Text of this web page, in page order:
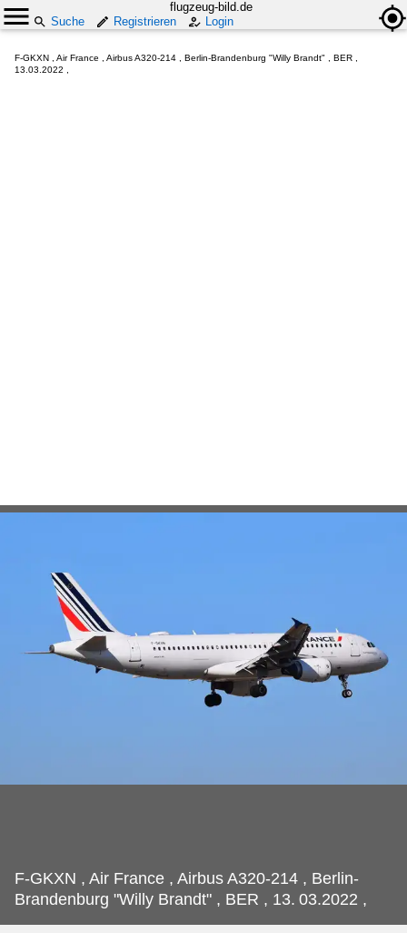
flugzeug-bild.de
Suche
Registrieren Login
F-GKXN , Air France , Airbus A320-214 , Berlin-Brandenburg "Willy Brandt" , BER ,
13.03.2022 ,
F-GKXN , Air France , Airbus A320-214 , Berlin-
Brandenburg "Willy Brandt" , BER , 13. 03.2022 ,